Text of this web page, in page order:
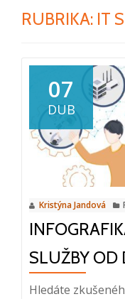
RUBRIKA: IT
07
DUB
Kristýna Jandová
SLUŽBY OD
Hledáte